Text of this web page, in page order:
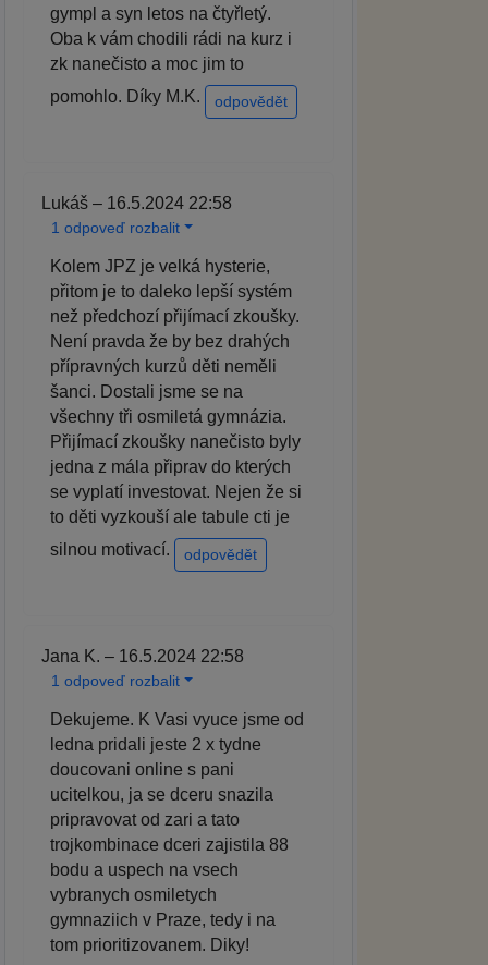
gympl a syn letos na čtyřletý.
Oba k vám chodili rádi na kurz i
zk nanečisto a moc jim to
pomohlo. Díky M.K.
odpovědět
Lukáš – 16.5.2024 22:58
1 odpoveď rozbalit
Kolem JPZ je velká hysterie,
přitom je to daleko lepší systém
než předchozí přijímací zkoušky.
Není pravda že by bez drahých
přípravných kurzů děti neměli
šanci. Dostali jsme se na
všechny tři osmiletá gymnázia.
Přijímací zkoušky nanečisto byly
jedna z mála připrav do kterých
se vyplatí investovat. Nejen že si
to děti vyzkouší ale tabule cti je
silnou motivací.
odpovědět
Jana K. – 16.5.2024 22:58
1 odpoveď rozbalit
Dekujeme. K Vasi vyuce jsme od
ledna pridali jeste 2 x tydne
doucovani online s pani
ucitelkou, ja se dceru snazila
pripravovat od zari a tato
trojkombinace dceri zajistila 88
bodu a uspech na vsech
vybranych osmiletych
gymnaziich v Praze, tedy i na
tom prioritizovanem. Diky!